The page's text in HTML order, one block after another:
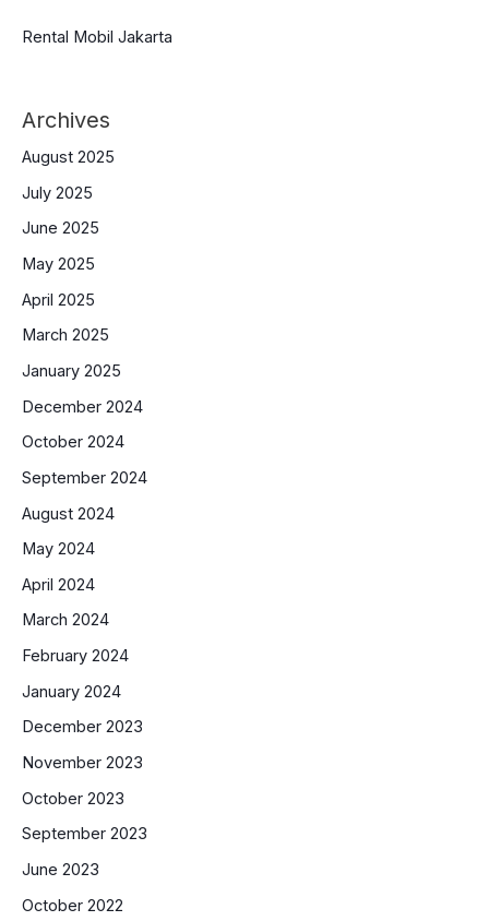
Rental Mobil Jakarta
Archives
August 2025
July 2025
June 2025
May 2025
April 2025
March 2025
January 2025
December 2024
October 2024
September 2024
August 2024
May 2024
April 2024
March 2024
February 2024
January 2024
December 2023
November 2023
October 2023
September 2023
June 2023
October 2022